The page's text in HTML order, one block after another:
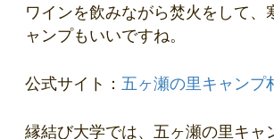
ワインを飲みながら焚火をして、
ャンプもいいですね。
公式サイト： 五ヶ瀬の里キャンプ
縁結び大学では、五ヶ瀬の里キャ